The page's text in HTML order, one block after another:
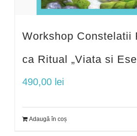
Workshop Constelatii
ca Ritual „Viata si
490,00 lei
Adaugă în coș